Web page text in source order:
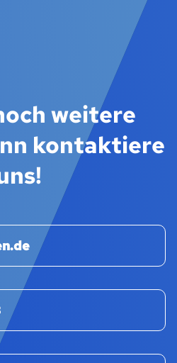
weitere
kontaktiere